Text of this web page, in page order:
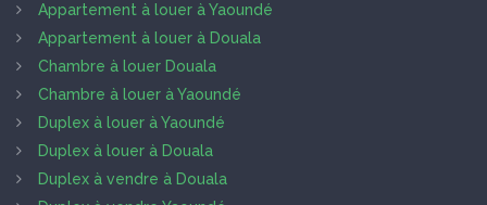
Appartement à louer à Yaoundé
Appartement à louer à Douala
Chambre à louer Douala
Chambre à louer à Yaoundé
Duplex à louer à Yaoundé
Duplex à louer à Douala
Duplex à vendre à Douala